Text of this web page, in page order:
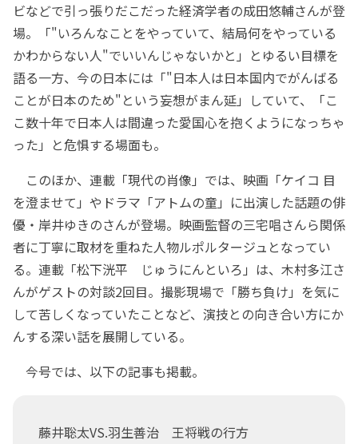
ビなどで引っ張りだこだった経済学者の成田悠輔さんが登
場。「"いろんなことをやっていて、結局何をやっている
かわからない人"でいいんじゃないかと」とゆるい目標を
語る一方、今の日本には「"日本人は日本国内でがんばる
ことが日本のため"という妄想がまん延」していて、「こ
こ数十年で日本人は間違った愛国心を抱くようになっちゃ
った」と危惧する場面も。
このほか、連載「現代の肖像」では、映画「ケイコ 目
を澄ませて」やドラマ「アトムの童」に出演した話題の俳
優・岸井ゆきのさんが登場。映画監督の三宅唱さんら関係
者に丁寧に取材を重ねた人物ルポルタージュとなってい
る。連載「松下洸平 じゅうにんといろ」は、木村多江さ
んがゲストの対談2回目。撮影現場で「勝ち負け」を気に
して苦しくなっていたことなど、演技との向き合い方にか
んする深い話を展開している。
今号では、以下の記事も掲載。
藤井聡太VS.羽生善治 王将戦の行方